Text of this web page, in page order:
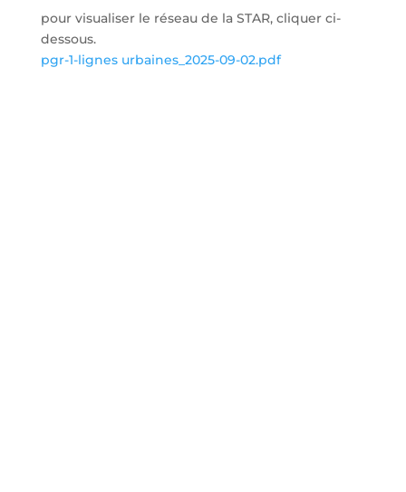
pour visualiser le réseau de la STAR, cliquer ci-
dessous.
pgr-1-lignes urbaines_2025-09-02.pdf